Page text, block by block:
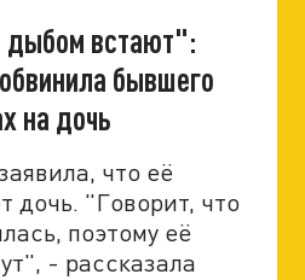
дыбом встают":
бывшего
на дочь
что её
дочь. "Говорит, что
поэтому её
- рассказала